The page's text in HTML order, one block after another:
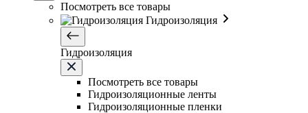
Посмотреть все товары
Гидроизоляция
Гидроизоляция
Посмотреть все товары
Гидроизоляционные ленты
Гидроизоляционные пленки